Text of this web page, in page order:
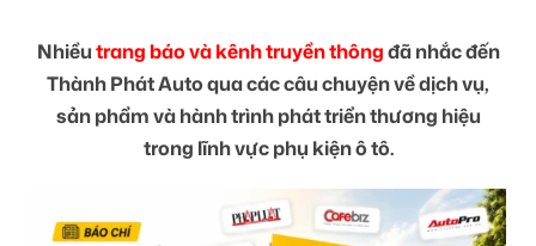
Nhiềutrang báo và kênh truyền thôngđã nhắc đến
Thành Phát Auto qua các câu chuyện về dịch vụ,
sản phẩm và hành trình phát triển thương hiệu
trong lĩnh vực phụ kiện ô tô.